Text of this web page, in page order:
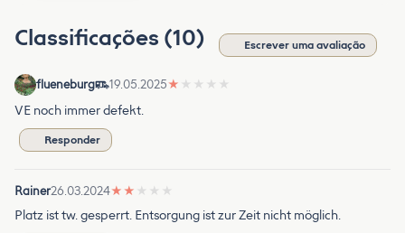
Classificações (10) Escrever uma avaliação
flueneburg 19.05.2025★ ★ ★ ★ ★
VE noch immer defekt.
Responder
Rainer26.03.2024★ ★ ★ ★ ★
Platz ist tw. gesperrt. Entsorgung ist zur Zeit nicht möglich.